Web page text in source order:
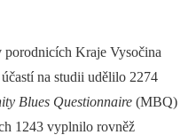
Kraje Vysočina
na studii udělilo 2274
Blues Questionnaire (MBQ)
1243 vyplnilo rovněž